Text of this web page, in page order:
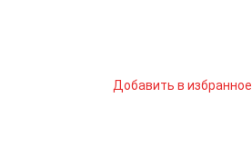
Добавить в избранное